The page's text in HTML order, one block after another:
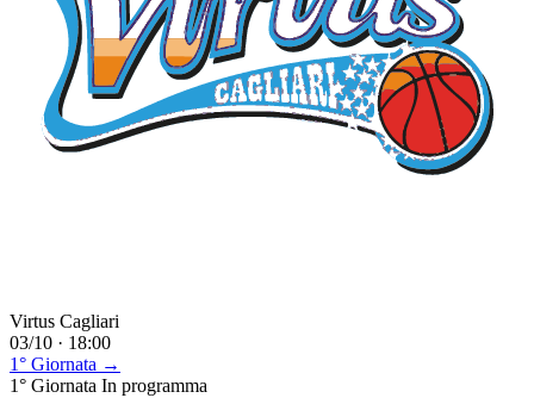
Virtus Cagliari
03/10 · 18:00
1° Giornata →
1° Giornata In programma